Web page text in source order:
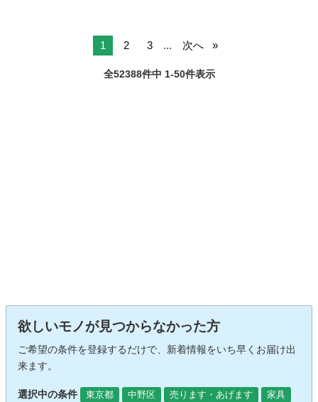
1 2 3 ... 次へ
全52388件中 1-50件表示
欲しいモノが見つからなかった方
ご希望の条件を登録するだけで、新着情報をいち早くお届け出
来ます。
選択中の条件 東京都 中野区 売ります・あげます 家具